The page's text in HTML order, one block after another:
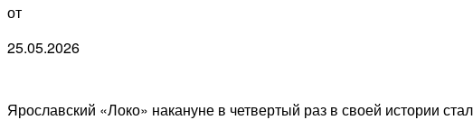
от
25.05.2026
Ярославский «Локо» накануне в четвертый раз в своей истории